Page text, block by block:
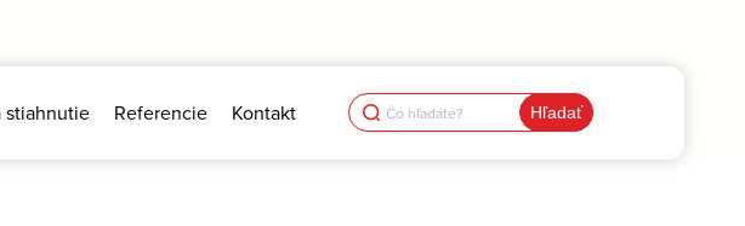
stiahnutie Referencie Kontakt Search
for: